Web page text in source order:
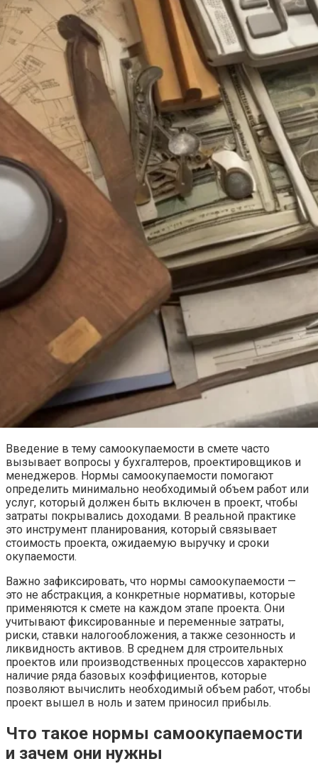
Введение в тему самоокупаемости в смете часто
вызывает вопросы у бухгалтеров, проектировщиков и
менеджеров. Нормы самоокупаемости помогают
определить минимально необходимый объем работ или
услуг, который должен быть включен в проект, чтобы
затраты покрывались доходами. В реальной практике
это инструмент планирования, который связывает
стоимость проекта, ожидаемую выручку и сроки
окупаемости.
Важно зафиксировать, что нормы самоокупаемости —
это не абстракция, а конкретные нормативы, которые
применяются к смете на каждом этапе проекта. Они
учитывают фиксированные и переменные затраты,
риски, ставки налогообложения, а также сезонность и
ликвидность активов. В среднем для строительных
проектов или производственных процессов характерно
наличие ряда базовых коэффициентов, которые
позволяют вычислить необходимый объем работ, чтобы
проект вышел в ноль и затем приносил прибыль.
Что такое нормы самоокупаемости
и зачем они нужны